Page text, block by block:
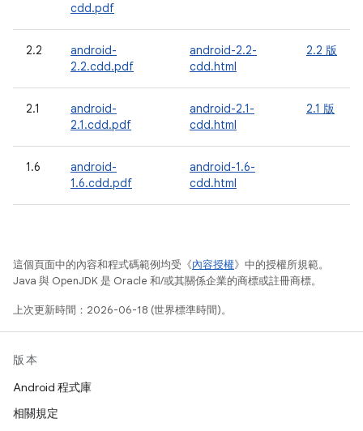
cdd.pdf
2.2
android-
2.2.cdd.pdf
android-2.2-
cdd.html
2.2 版
2.1
android-
2.1.cdd.pdf
android-2.1-
cdd.html
2.1 版
1.6
android-
1.6.cdd.pdf
android-1.6-
cdd.html
這個頁面中的內容和程式碼範例均受《內容授權》中的授權所規範。
Java 與 OpenJDK 是 Oracle 和/或其關係企業的商標或註冊商標。
上次更新時間：2026-06-18 (世界標準時間)。
版本
Android 程式庫
相關規定